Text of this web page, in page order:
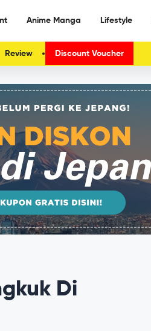
Anime Manga Lifestyle
Review Discount Voucher
Di